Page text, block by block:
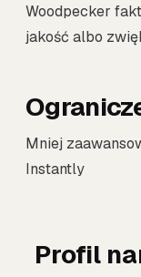
Woodpecker
jakość albo
Mniej
Instantly
Profil